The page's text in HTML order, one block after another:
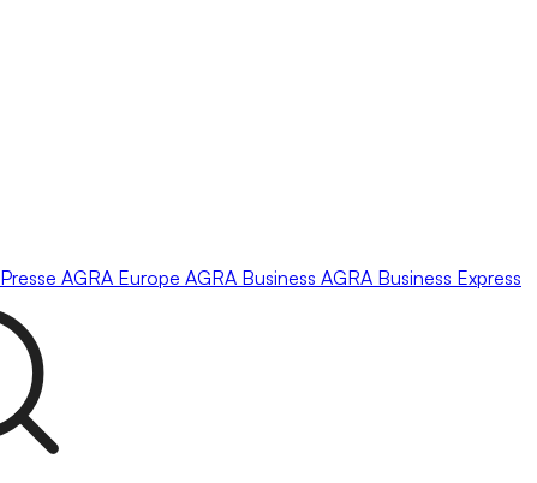
Presse AGRA Europe AGRA Business AGRA Business Express